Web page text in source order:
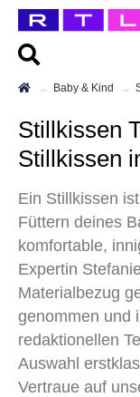
Baby & Kind
Stillkissen Test 2026 • Die 7 besten
Stillkissen
Ein Stillkissen
Füttern deines
komfortable,
Expertin
Materialbezug
genommen und
redaktionellen
Auswahl
Vertraue auf